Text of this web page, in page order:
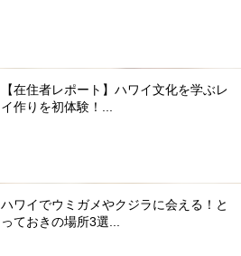
【在住者レポート】ハワイ文化を学ぶレ
イ作りを初体験！...
ハワイでウミガメやクジラに会える！と
っておきの場所3選...